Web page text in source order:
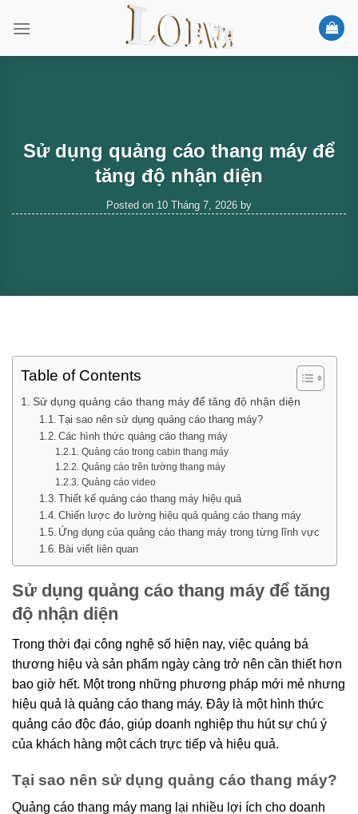
Sử dụng quảng cáo thang máy để
tăng độ nhận diện
Posted on 10 Tháng 7, 2026 by
Table of Contents
Sử dụng quảng cáo thang máy để tăng độ nhận diện
Tại sao nên sử dụng quảng cáo thang máy?
Các hình thức quảng cáo thang máy
Quảng cáo trong cabin thang máy
Quảng cáo trên tường thang máy
Quảng cáo video
Thiết kế quảng cáo thang máy hiệu quả
Chiến lược đo lường hiệu quả quảng cáo thang máy
Ứng dụng của quảng cáo thang máy trong từng lĩnh vực
Bài viết liên quan
Sử dụng quảng cáo thang máy để tăng
độ nhận diện
Trong thời đại công nghệ số hiện nay, việc quảng bá
thương hiệu và sản phẩm ngày càng trở nên cần thiết hơn
bao giờ hết. Một trong những phương pháp mới mẻ nhưng
hiệu quả là quảng cáo thang máy. Đây là một hình thức
quảng cáo độc đáo, giúp doanh nghiệp thu hút sự chú ý
của khách hàng một cách trực tiếp và hiệu quả.
Tại sao nên sử dụng quảng cáo thang máy?
Quảng cáo thang máy mang lại nhiều lợi ích cho doanh